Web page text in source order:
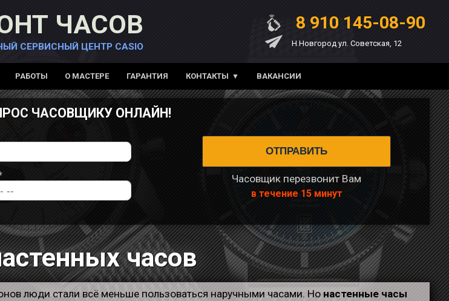
ЧАСОВ
СЕРВИСНЫЙ ЦЕНТР CASIO
8 910 145-08-90
Н.Новгород ул. Советская, 12
РАБОТЫ О МАСТЕРЕ ГАРАНТИЯ КОНТАКТЫ ВАКАНСИИ
ЧАСОВЩИКУ ОНЛАЙН!
Часовщик перезвонит Вам
в течение 15 минут
часов
люди стали всё меньше пользоваться наручными часами. Но настенные часы